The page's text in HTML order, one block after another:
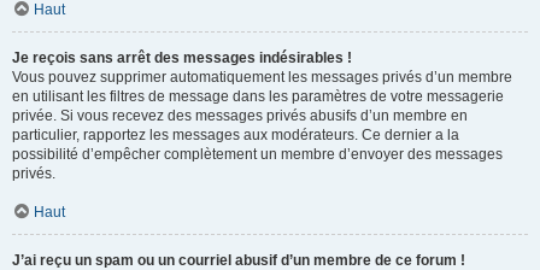
Haut
Je reçois sans arrêt des messages indésirables !
Vous pouvez supprimer automatiquement les messages privés d’un membre
en utilisant les filtres de message dans les paramètres de votre messagerie
privée. Si vous recevez des messages privés abusifs d’un membre en
particulier, rapportez les messages aux modérateurs. Ce dernier a la
possibilité d’empêcher complètement un membre d’envoyer des messages
privés.
Haut
J’ai reçu un spam ou un courriel abusif d’un membre de ce forum !